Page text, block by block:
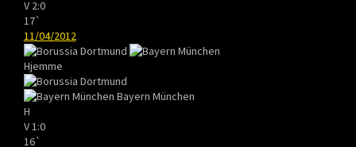
V 2:0
17`
11/04/2012
Hjemme
Bayern München
H
V 1:0
16`